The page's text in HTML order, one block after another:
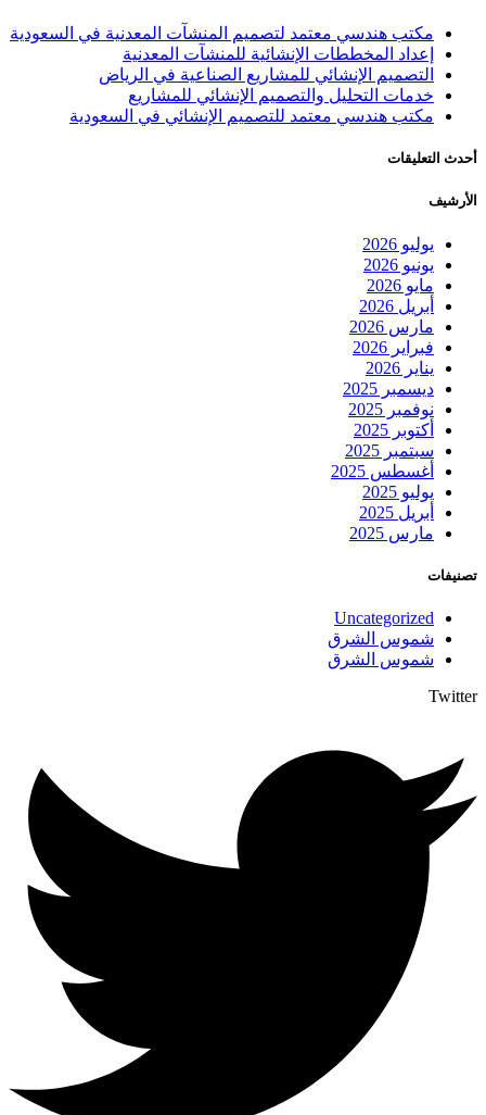
مكتب هندسي معتمد لتصميم المنشآت المعدنية في السعودية
إعداد المخططات الإنشائية للمنشآت المعدنية
التصميم الإنشائي للمشاريع الصناعية في الرياض
خدمات التحليل والتصميم الإنشائي للمشاريع
مكتب هندسي معتمد للتصميم الإنشائي في السعودية
أحدث التعليقات
الأرشيف
يوليو 2026
يونيو 2026
مايو 2026
أبريل 2026
مارس 2026
فبراير 2026
يناير 2026
ديسمبر 2025
نوفمبر 2025
أكتوبر 2025
سبتمبر 2025
أغسطس 2025
يوليو 2025
أبريل 2025
مارس 2025
تصنيفات
Uncategorized
شموس الشرق
شموس الشرق
Twitter